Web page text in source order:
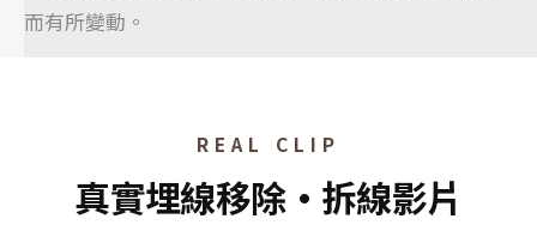
而有所變動。
REAL CLIP
真實埋線移除·拆線影片